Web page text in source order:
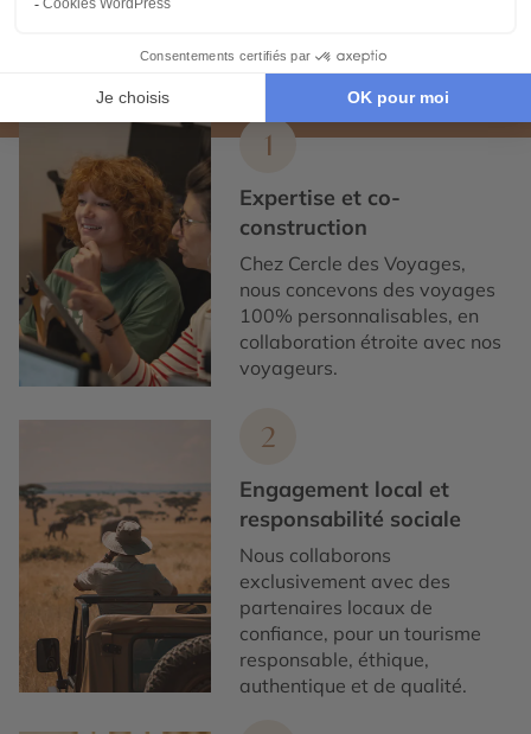
Expertise et co-construction
1
Expertise et co-
construction
Chez Cercle des Voyages,
nous concevons des voyages
100% personnalisables, en
collaboration étroite avec nos
voyageurs.
2
Engagement local et
responsabilité sociale
Nous collaborons
exclusivement avec des
partenaires locaux de
confiance, pour un tourisme
responsable, éthique,
authentique et de qualité.